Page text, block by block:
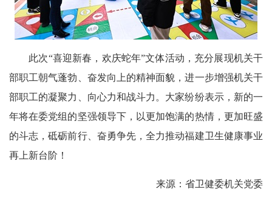
此次“喜迎新春，欢庆蛇年”文体活动，充分展现机关干
部职工朝气蓬勃、奋发向上的精神面貌，进一步增强机关干
部职工的凝聚力、向心力和战斗力。大家纷纷表示，新的一
年将在委党组的坚强领导下，以更加饱满的热情，更加旺盛
的斗志，砥砺前行、奋勇争先，全力推动福建卫生健康事业
再上新台阶！
来源：省卫健委机关党委